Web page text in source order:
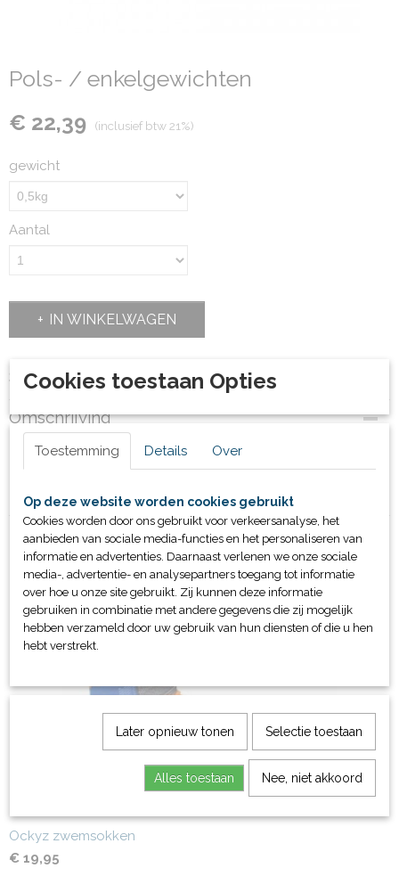
Pols- / enkelgewichten
€ 22,39 (inclusief btw 21%)
gewicht
Aantal
IN WINKELWAGEN
Specificaties
29965
Bruto gewicht
2,10 Kg
Omschrijving
0,5 kg
Per paar
Ook interessant
Ockyz zwemsokken
€ 19,95
Cookies toestaan Opties
Toestemming Details Over
Op deze website worden cookies gebruikt
Cookies worden door ons gebruikt voor verkeersanalyse, het
aanbieden van sociale media-functies en het personaliseren van
informatie en advertenties. Daarnaast verlenen we onze sociale
media-, advertentie- en analysepartners toegang tot informatie
over hoe u onze site gebruikt. Zij kunnen deze informatie
gebruiken in combinatie met andere gegevens die zij mogelijk
hebben verzameld door uw gebruik van hun diensten of die u hen
hebt verstrekt.
Later opnieuw tonen Selectie toestaan
Alles toestaan Nee, niet akkoord